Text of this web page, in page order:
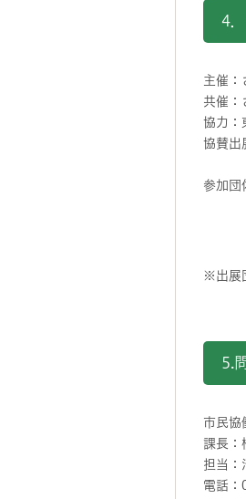
4
主催：
共催：
協力：
協賛出
生活
参加団
前地
特定
※出展
5.
市民協
課長：
担当：
電話